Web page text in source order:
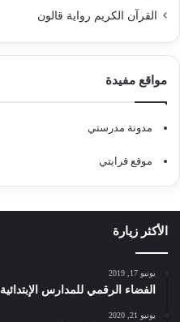
القرآن الكريم رواية قالون
مواقع مفيدة
مدونة مدرستي
موقع قرايتي
الأكثر زيارة
يونيو 17, 2019
الفضاء الرقمي للمدارس الإبتدائية
يونيو 21, 2020